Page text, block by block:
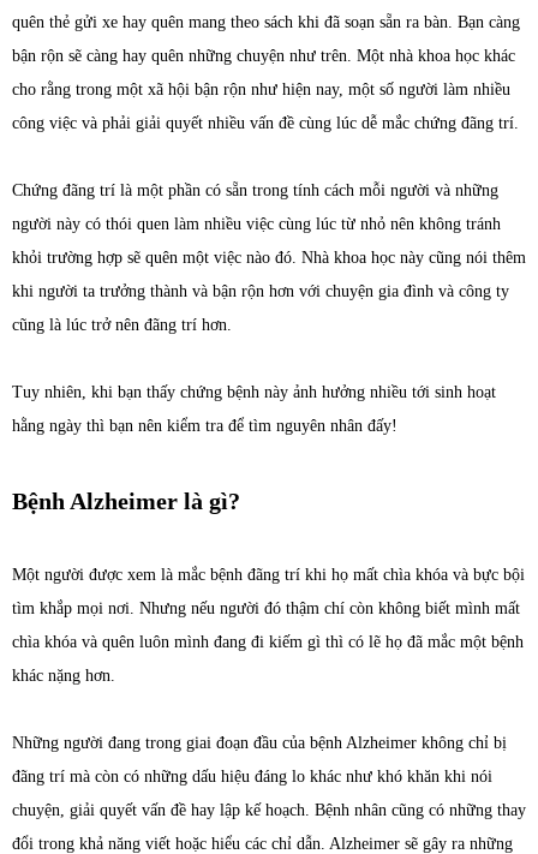
quên thẻ gửi xe hay quên mang theo sách khi đã soạn sẵn ra bàn. Bạn càng
bận rộn sẽ càng hay quên những chuyện như trên. Một nhà khoa học khác
cho rằng trong một xã hội bận rộn như hiện nay, một số người làm nhiều
công việc và phải giải quyết nhiều vấn đề cùng lúc dễ mắc chứng đãng trí.
Chứng đãng trí là một phần có sẵn trong tính cách mỗi người và những
người này có thói quen làm nhiều việc cùng lúc từ nhỏ nên không tránh
khỏi trường hợp sẽ quên một việc nào đó. Nhà khoa học này cũng nói thêm
khi người ta trưởng thành và bận rộn hơn với chuyện gia đình và công ty
cũng là lúc trở nên đãng trí hơn.
Tuy nhiên, khi bạn thấy chứng bệnh này ảnh hưởng nhiều tới sinh hoạt
hằng ngày thì bạn nên kiểm tra để tìm nguyên nhân đấy!
Bệnh Alzheimer là gì?
Một người được xem là mắc bệnh đãng trí khi họ mất chìa khóa và bực bội
tìm khắp mọi nơi. Nhưng nếu người đó thậm chí còn không biết mình mất
chìa khóa và quên luôn mình đang đi kiếm gì thì có lẽ họ đã mắc một bệnh
khác nặng hơn.
Những người đang trong giai đoạn đầu của bệnh Alzheimer không chỉ bị
đãng trí mà còn có những dấu hiệu đáng lo khác như khó khăn khi nói
chuyện, giải quyết vấn đề hay lập kế hoạch. Bệnh nhân cũng có những thay
đổi trong khả năng viết hoặc hiểu các chỉ dẫn. Alzheimer sẽ gây ra những